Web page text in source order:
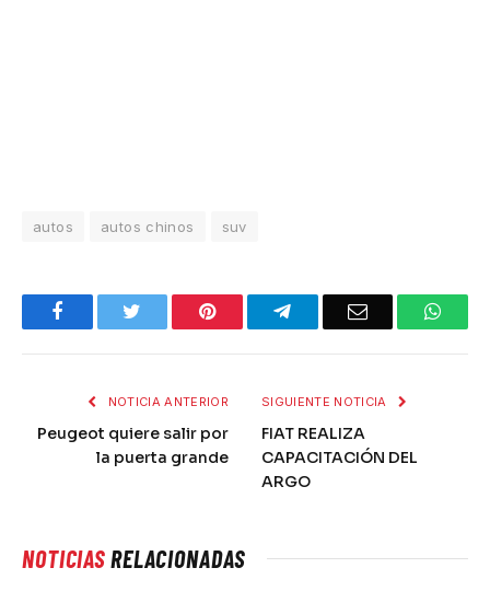
autos autos chinos suv
Facebook Pinterest TelegramEmail
NOTICIA ANTERIOR
Peugeot quiere salir por
la puerta grande
SIGUIENTE NOTICIA
FIAT REALIZA
CAPACITACIÓN DEL
ARGO
NOTICIASRELACIONADAS